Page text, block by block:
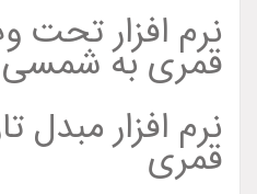
نرم افزار تحت
قمری به شمسی
نرم افزار مبدل
قمری